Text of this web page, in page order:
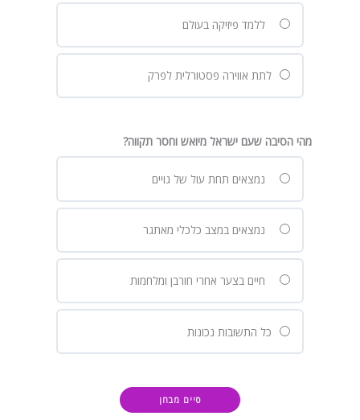
ללמד פיזיקה בעולם
לתת אווירה פסטורלית לפרק
מהי הסיבה שעם ישראל מיואש וחסר תקווה?
נמצאים תחת עול של גויים
נמצאים במצב כלכלי מאתגר
חיים בצער אחרי חורבן ומלחמות
כל התשובות נכונות